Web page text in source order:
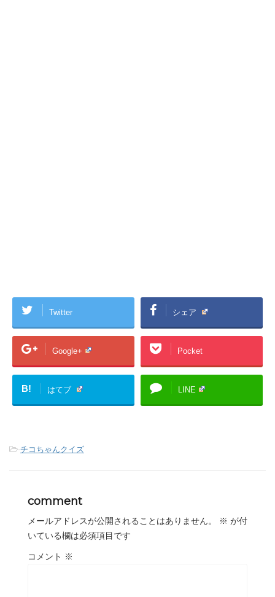
Twitter シェア
Google+ Pocket
B! はてブ LINE
-チコちゃんクイズ
comment
メールアドレスが公開されることはありません。 ※ が付
いている欄は必須項目です
コメント ※